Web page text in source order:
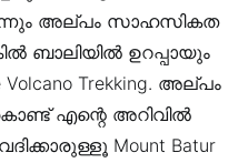
അല്പം സാഹസികത
ബാലിയില്‍ ഉറപ്പായും
Trekking. അല്പം
എന്റെ അറിവില്‍
Mount Batur